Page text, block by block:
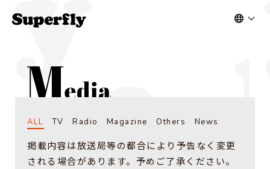
ALL TV Radio Magazine Others News
掲載内容は放送局等の都合により予告なく変更
される場合があります。予めご了承ください。